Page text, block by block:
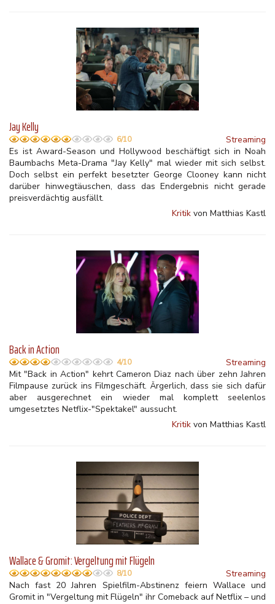
Jay Kelly
6/10
Streaming
Es ist Award-Season und Hollywood beschäftigt sich in Noah
Baumbachs Meta-Drama "Jay Kelly" mal wieder mit sich selbst.
Doch selbst ein perfekt besetzter George Clooney kann nicht
darüber hinwegtäuschen, dass das Endergebnis nicht gerade
preisverdächtig ausfällt.
Kritik von Matthias Kastl
Back in Action
4/10
Streaming
Mit "Back in Action" kehrt Cameron Diaz nach über zehn Jahren
Filmpause zurück ins Filmgeschäft. Ärgerlich, dass sie sich dafür
aber ausgerechnet ein wieder mal komplett seelenlos
umgesetztes Netflix-"Spektakel" aussucht.
Kritik von Matthias Kastl
Wallace & Gromit: Vergeltung mit Flügeln
8/10
Streaming
Nach fast 20 Jahren Spielfilm-Abstinenz feiern Wallace und
Gromit in "Vergeltung mit Flügeln" ihr Comeback auf Netflix – und